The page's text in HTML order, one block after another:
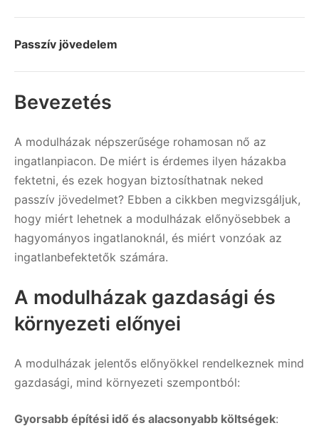
Passzív jövedelem
Bevezetés
A modulházak népszerűsége rohamosan nő az
ingatlanpiacon. De miért is érdemes ilyen házakba
fektetni, és ezek hogyan biztosíthatnak neked
passzív jövedelmet? Ebben a cikkben megvizsgáljuk,
hogy miért lehetnek a modulházak előnyösebbek a
hagyományos ingatlanoknál, és miért vonzóak az
ingatlanbefektetők számára.
A modulházak gazdasági és
környezeti előnyei
A modulházak jelentős előnyökkel rendelkeznek mind
gazdasági, mind környezeti szempontból:
Gyorsabb építési idő és alacsonyabb költségek: